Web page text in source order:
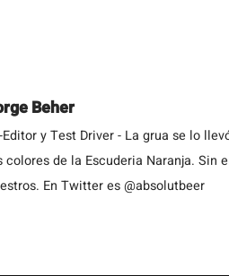
Beher
Editor y Test Driver - La grua se lo
colores de la Escuderia Naranja. Sin
En Twitter es @absolutbeer